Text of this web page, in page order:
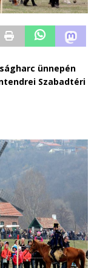
ünnepén
Szabadtéri